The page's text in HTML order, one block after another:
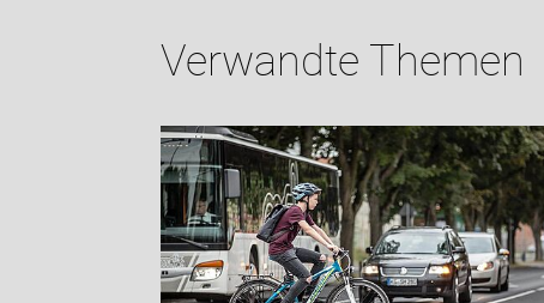
Verwandte Themen